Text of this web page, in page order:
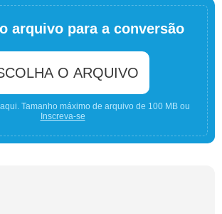
arquivo para a conversão
O ARQUIVO
Tamanho máximo de arquivo de 100 MB ou
Inscreva-se